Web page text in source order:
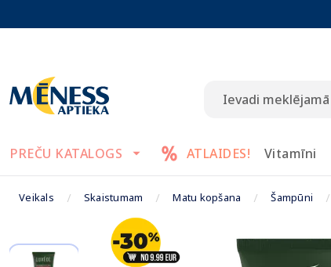
PREČU KATALOGS ATLAIDES! Vitamīni
Veikals Skaistumam Matu kopšana Šampūni